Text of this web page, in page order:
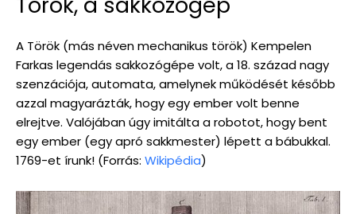
A Török (más néven mechanikus török) Kempelen
Farkas legendás sakkozógépe volt, a 18. század nagy
szenzációja, automata, amelynek működését később
azzal magyarázták, hogy egy ember volt benne
elrejtve. Valójában úgy imitálta a robotot, hogy bent
egy ember (egy apró sakkmester) lépett a bábukkal.
1769-et írunk! (Forrás: Wikipédia)